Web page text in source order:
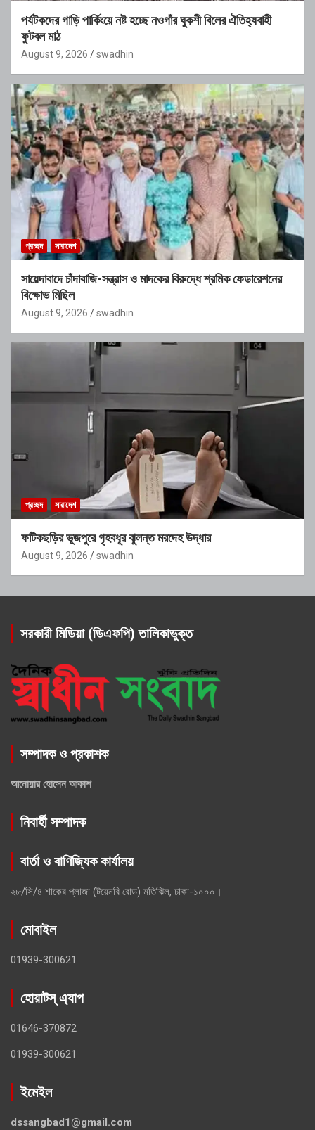
পর্যটকদের গাড়ি পার্কিংয়ে নষ্ট হচ্ছে নওগাঁর ঘুকশী বিলের ঐতিহ্যবাহী
ফুটবল মাঠ
August 9, 2026 swadhin
প্রচ্ছদ সারাদেশ
সায়েদাবাদে চাঁদাবাজি-সন্ত্রাস ও মাদকের বিরুদ্ধে শ্রমিক ফেডারেশনের
বিক্ষোভ মিছিল
August 9, 2026 swadhin
প্রচ্ছদ সারাদেশ
ফটিকছড়ির ভূজপুরে গৃহবধূর ঝুলন্ত মরদেহ উদ্ধার
August 9, 2026 swadhin
সরকারী মিডিয়া (ডিএফপি) তালিকাভুক্ত
সম্পাদক ও প্রকাশক
আনোয়ার হোসেন আকাশ
নিবার্হী সম্পাদক
বার্তা ও বাণিজ্যিক কার্যালয়
২৮/সি/৪ শাকের প্লাজা (টয়েনবি রোড) মতিঝিল, ঢাকা-১০০০।
মোবাইল
01939-300621
হোয়াটস্ এ্যাপ
01646-370872
01939-300621
ইমেইল
dssangbad1@gmail.com